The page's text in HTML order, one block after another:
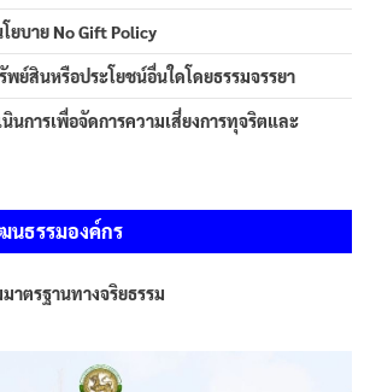
ยบาย No Gift Policy
พย์สินหรือประโยชน์อื่นใดโดยธรรมจรรยา
นินการเพื่อจัดการความเสี่ยงการทุจริตและ
นธรรมองค์กร
าตรฐานทางจริยธรรม